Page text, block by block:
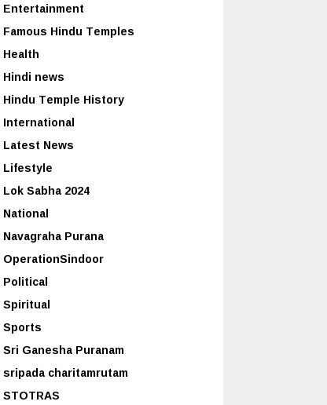
Entertainment
Famous Hindu Temples
Health
Hindi news
Hindu Temple History
International
Latest News
Lifestyle
Lok Sabha 2024
National
Navagraha Purana
OperationSindoor
Political
Spiritual
Sports
Sri Ganesha Puranam
sripada charitamrutam
STOTRAS